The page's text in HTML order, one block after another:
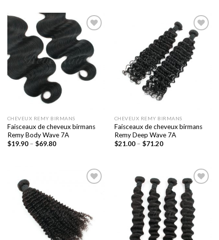
Ajouter
à la liste
de
souhaits
CHEVEUX REMY BIRMANS
Faisceaux de cheveux birmans
Remy Body Wave 7A
$19.90– $69.80
Ajouter
à la liste
de
souhaits
CHEVEUX REMY BIRMANS
Faisceaux de cheveux birmans
Remy Deep Wave 7A
$21.00– $71.20
souhaits
Ajouter
à la liste
de
souhaits